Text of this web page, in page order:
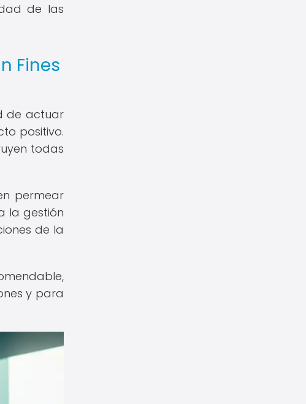
de las
Fines
de actuar
positivo.
todas
permear
la gestión
de la
y para